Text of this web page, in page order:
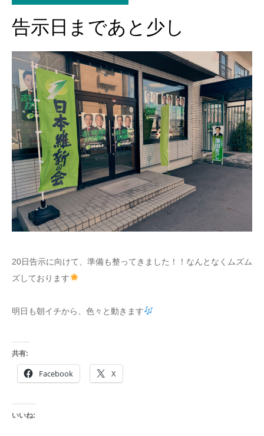
告示日まであと少し
20日告示に向けて、準備も整ってきました！！なんとなくムズム
ズしております
明日も朝イチから、色々と動きます
共有:
Facebook X
いいね: